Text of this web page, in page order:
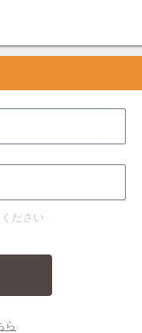
ださい
ら